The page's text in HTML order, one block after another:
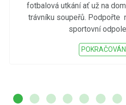
fotbalová utkání ať už na
trávníku soupeřů. Podpořte
sportovní